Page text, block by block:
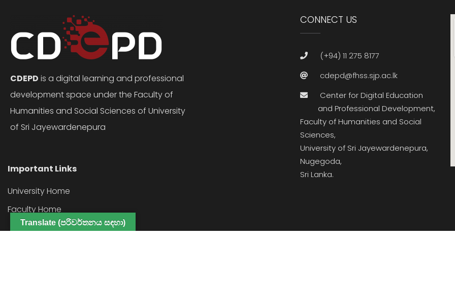
CDEPD is a digital learning and professional
development space under the Faculty of
Humanities and Social Sciences of University
of Sri Jayewardenepura
Important Links
University Home
Faculty Home
CONNECT US
(+94) 11 275 8177
cdepd@fhss.sjp.ac.lk
Center for Digital Education
and Professional Development,
Faculty of Humanities and Social
Sciences,
University of Sri Jayewardenepura,
Nugegoda,
Sri Lanka.
Translate (පරිවර්තනය සඳහා)